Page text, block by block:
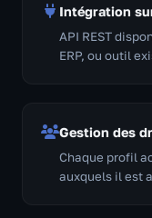
Intégration
API REST
ERP, ou outil
Gestion des
Chaque profil
auxquels il est